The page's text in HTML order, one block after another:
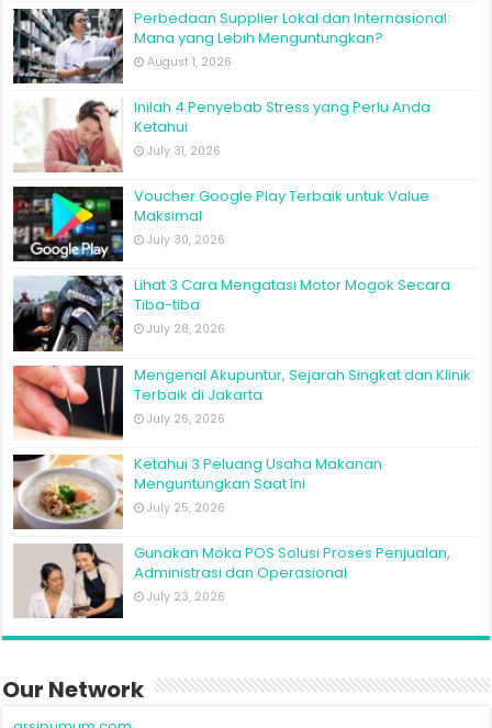
Perbedaan Supplier Lokal dan Internasional:
Mana yang Lebih Menguntungkan?
August 1, 2026
Inilah 4 Penyebab Stress yang Perlu Anda
Ketahui
July 31, 2026
Voucher Google Play Terbaik untuk Value
Maksimal
July 30, 2026
Lihat 3 Cara Mengatasi Motor Mogok Secara
Tiba-tiba
July 28, 2026
Mengenal Akupuntur, Sejarah Singkat dan Klinik
Terbaik di Jakarta
July 26, 2026
Ketahui 3 Peluang Usaha Makanan
Menguntungkan Saat Ini
July 25, 2026
Gunakan Moka POS Solusi Proses Penjualan,
Administrasi dan Operasional
July 23, 2026
Our Network